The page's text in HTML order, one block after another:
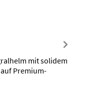
mit solidem
Premium-